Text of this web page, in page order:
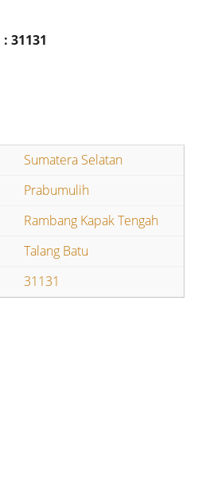
31131
Sumatera Selatan
Prabumulih
Rambang Kapak Tengah
Talang Batu
31131